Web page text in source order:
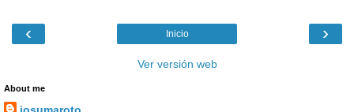
‹ ›
Inicio
Ver versión web
About me